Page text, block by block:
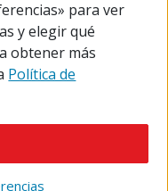
para ver
y elegir qué
obtener más
Política de